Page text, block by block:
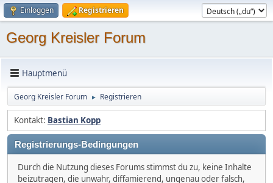
Einloggen Registrieren
Georg Kreisler Forum
Hauptmenü
Georg Kreisler Forum ► Registrieren
Kontakt: Bastian Kopp
Registrierungs-Bedingungen
Durch die Nutzung dieses Forums stimmst du zu, keine Inhalte
beizutragen, die unwahr, diffamierend, ungenau oder falsch,